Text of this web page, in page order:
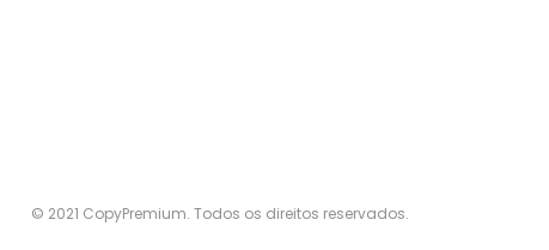
© 2021 CopyPremium. Todos os direitos reservados.